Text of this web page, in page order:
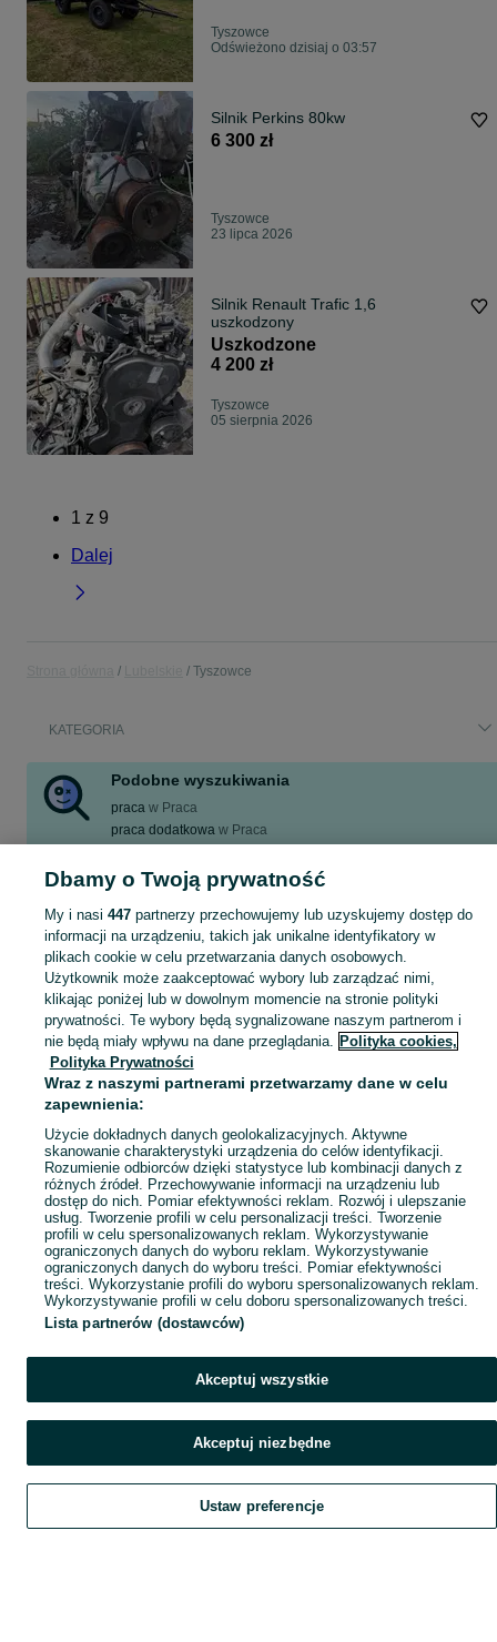
Tyszowce
Odświeżono dzisiaj o 03:57
Silnik Perkins 80kw
6 300 zł
Tyszowce
23 lipca 2026
Silnik Renault Trafic 1,6
uszkodzony
Uszkodzone
4 200 zł
Tyszowce
05 sierpnia 2026
1 z 9
Dalej
Tyszowce
KATEGORIA
Podobne wyszukiwania
praca w Praca
praca dodatkowa w Praca
praca zdalna w Praca
Zobacz Więcej
Skorzystaj z największego serwisu ogłoszeniowego w Polsce! Kupuj to, czego pragniesz i sprzedawaj to, czego już nie potrzebujesz! Zobacz
Mapa kategorii
Mapa miejscowości
Mapa ministron
Szukaj Obserwujesz Dodaj Czat Konto
Dbamy o Twoją prywatność
My i nasi 447partnerzy przechowujemy lub uzyskujemy dostęp do
informacji na urządzeniu, takich jak unikalne identyfikatory w
plikach cookie w celu przetwarzania danych osobowych.
Użytkownik może zaakceptować wybory lub zarządzać nimi,
klikając poniżej lub w dowolnym momencie na stronie polityki
prywatności. Te wybory będą sygnalizowane naszym partnerom i
nie będą miały wpływu na dane przeglądania. Polityka cookies,
Polityka Prywatności
Wraz z naszymi partnerami przetwarzamy dane w celu
zapewnienia:
Użycie dokładnych danych geolokalizacyjnych. Aktywne
skanowanie charakterystyki urządzenia do celów identyfikacji.
Rozumienie odbiorców dzięki statystyce lub kombinacji danych z
różnych źródeł. Przechowywanie informacji na urządzeniu lub
dostęp do nich. Pomiar efektywności reklam. Rozwój i ulepszanie
usług. Tworzenie profili w celu personalizacji treści. Tworzenie
profili w celu spersonalizowanych reklam. Wykorzystywanie
ograniczonych danych do wyboru reklam. Wykorzystywanie
ograniczonych danych do wyboru treści. Pomiar efektywności
treści. Wykorzystanie profili do wyboru spersonalizowanych reklam.
Wykorzystywanie profili w celu doboru spersonalizowanych treści.
Lista partnerów (dostawców)
Akceptuj wszystkie
Akceptuj niezbędne
Ustaw preferencje